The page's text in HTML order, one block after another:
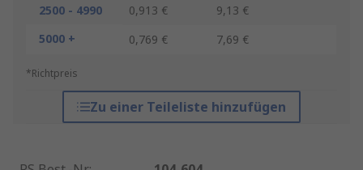
2500 - 4990
0,913 €
9,13 €
5000 +
0,769 € 7,69 €
*Richtpreis
Zu einer Teileliste hinzufügen